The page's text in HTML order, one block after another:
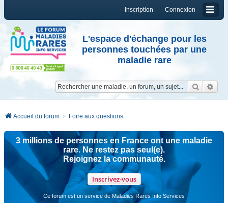
Connexion
Inscription
L'espace d'échange pour les
personnes touchées par une
maladie rare
Accueil du forum Foire aux questions
3 millions de personnes en France ont une maladie
rare. Ne restez pas seul(e).
Rejoignez la communauté.
Inscrivez-vous
Ce forum est un service de Maladies Rares Info Services